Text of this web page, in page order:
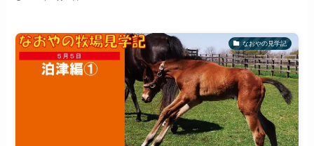
なおやの見学記